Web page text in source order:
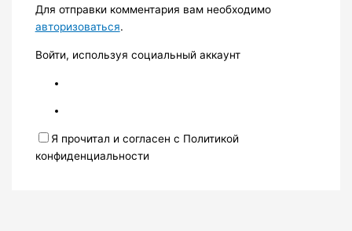
Для отправки комментария вам необходимо
авторизоваться.
Войти, используя социальный аккаунт
Я прочитал и согласен с Политикой
конфиденциальности